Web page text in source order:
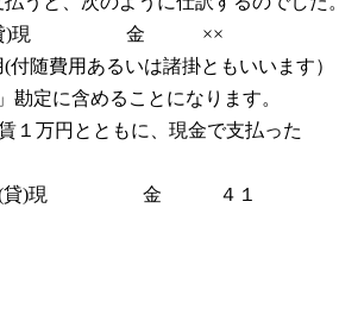
)現 金 ××
随費用あるいは諸掛ともいいます）
勘定に含めることになります。
１万円とともに、現金で支払った
)現 金 ４１